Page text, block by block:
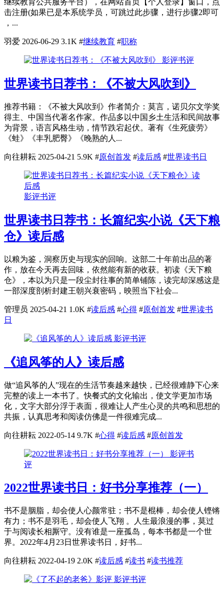
继续教育公共服务平台），在网站首页【个人登录】窗口，点
击注册(如果已是本系统学员，可跳过此步骤，进行步骤2即可
，...
羽爱 2026-06-29 3.1K #继续教育 #职称
影评书评
世界读书日荐书：《不被大风吹到》
推荐书籍：《不被大风吹到》作者简介：莫言，诺贝尔文学奖
得主、中国当代著名作家。作品多以中国乡土生活和民间故事
为背景，语言风格生动，情节跌宕起伏。著有《生死疲劳》
《蛙》《丰乳肥臀》《晚熟的人...
向往耕耘 2025-04-21 5.9K #原创首发 #读后感 #世界读书日
影评书评
世界读书日荐书：长篇纪实小说《天下粮
仓》读后感
以粮为鉴，洞察历史与现实的回响。这部二十年前出品的著
作，放在今天再去回味，依然能有新的收获。初读《天下粮
仓》，本以为只是一段尘封往事的简单铺陈，读完却深感这是
一部深度剖析封建王朝兴衰密码，映照当下社会...
管理员 2025-04-21 1.0K #读后感 #心得 #原创首发 #世界读书
日
影评书评
《追风筝的人》读后感
做“追风筝的人”现在的生活节奏越来越快，已经很难静下心来
完整的读上一本书了。快餐式的文化输出，使文学更加市场
化，文字大部分浮于表面，很难让人产生心灵的共鸣和思想的
共振，认真思考和阅读仿佛是一件很难完成...
向往耕耘 2022-05-14 9.7K #心得 #读后感 #原创首发
影评书
评
2022世界读书日：好书分享推荐（一）
书不是胭脂，却会使人心颜常驻；书不是棍棒，却会使人铿锵
有力；书不是羽毛，却会使人飞翔 。人生最浪漫的事，莫过
于与阅读长相厮守。没有谁是一座孤岛，每本书都是一个世
界。2022年4月23日世界读书日，好书...
向往耕耘 2022-04-19 2.0K #读后感 #读书 #读书推荐
影评书评